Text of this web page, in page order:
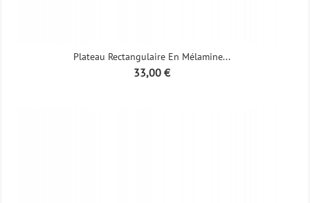
Plateau Rectangulaire En Mélamine...
Prix
33,00 €